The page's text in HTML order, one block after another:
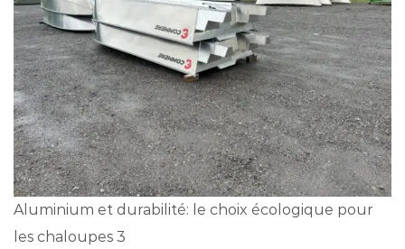
Aluminium et durabilité: le choix écologique pour
les chaloupes 3